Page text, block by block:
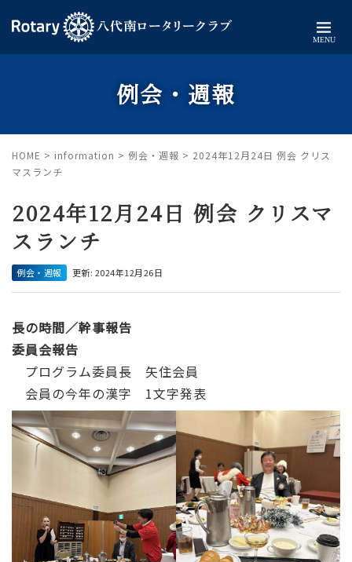
MENU
例会・週報
HOME > information > 例会・週報 > 2024年12月24日 例会 クリス
マスランチ
2024年12月24日 例会 クリスマ
スランチ
例会・週報 更新: 2024年12月26日
長の時間／幹事報告
委員会報告
プログラム委員長 矢住会員
会員の今年の漢字 1文字発表